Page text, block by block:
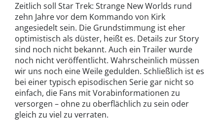
Zeitlich soll Star Trek: Strange New Worlds rund
zehn Jahre vor dem Kommando von Kirk
angesiedelt sein. Die Grundstimmung ist eher
optimistisch als düster, heißt es. Details zur Story
sind noch nicht bekannt. Auch ein Trailer wurde
noch nicht veröffentlicht. Wahrscheinlich müssen
wir uns noch eine Weile gedulden. Schließlich ist es
bei einer typisch episodischen Serie gar nicht so
einfach, die Fans mit Vorabinformationen zu
versorgen – ohne zu oberflächlich zu sein oder
gleich zu viel zu verraten.